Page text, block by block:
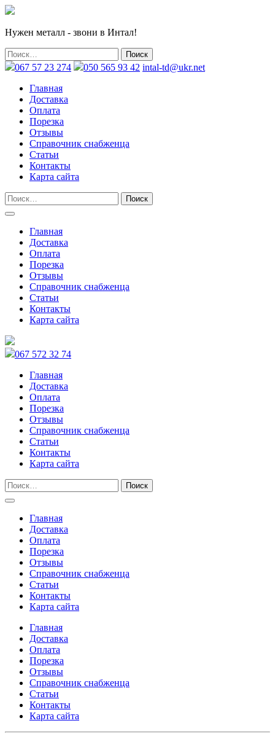
Нужен металл - звони в Интал!
067 57 23 274 050 565 93 42 intal-td@ukr.net
Главная
Доставка
Оплата
Порезка
Отзывы
Справочник снабженца
Статьи
Контакты
Карта сайта
Главная
Доставка
Оплата
Порезка
Отзывы
Справочник снабженца
Статьи
Контакты
Карта сайта
067 572 32 74
Главная
Доставка
Оплата
Порезка
Отзывы
Справочник снабженца
Статьи
Контакты
Карта сайта
Главная
Доставка
Оплата
Порезка
Отзывы
Справочник снабженца
Статьи
Контакты
Карта сайта
Главная
Доставка
Оплата
Порезка
Отзывы
Справочник снабженца
Статьи
Контакты
Карта сайта